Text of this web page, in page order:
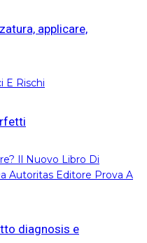
E Rischi
Il Nuovo Libro Di
Autoritas Editore Prova A